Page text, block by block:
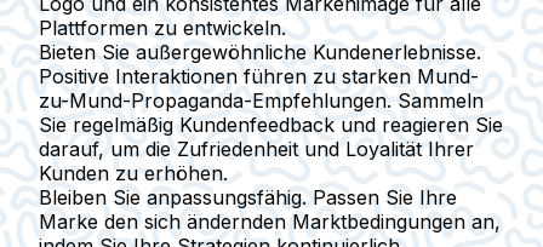
Plattformen zu entwickeln.
Bieten Sie außergewöhnliche Kundenerlebnisse.
Positive Interaktionen führen zu starken Mund-
zu-Mund-Propaganda-Empfehlungen. Sammeln
Sie regelmäßig Kundenfeedback und reagieren Sie
darauf, um die Zufriedenheit und Loyalität Ihrer
Kunden zu erhöhen.
Bleiben Sie anpassungsfähig. Passen Sie Ihre
Marke den sich ändernden Marktbedingungen an,